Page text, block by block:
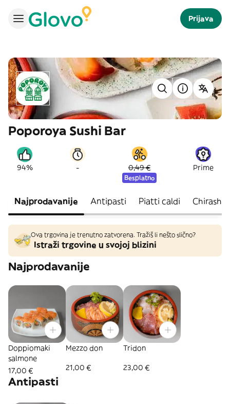
Prijava
Poporoya Sushi Bar
94% - 0,49 €
Besplatno
Prime
Najprodavanije Antipasti Piatti caldi Chirashi
Ova trgovina je trenutno zatvorena. Tražiš li nešto slično?
Istraži trgovine u svojoj blizini
Najprodavanije
Doppiomaki
salmone
17,00 €
Mezzo don
21,00 €
Tridon
23,00 €
Antipasti